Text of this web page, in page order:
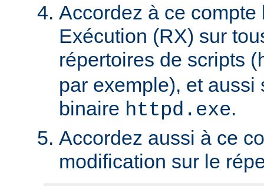
Accordez à ce
Exécution (RX) sur
répertoires de scripts (
par exemple), et aussi
binaire httpd.exe.
Accordez aussi à ce
modification sur le